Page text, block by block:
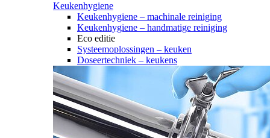
Keukenhygiene
Keukenhygiene – machinale reiniging
Keukenhygiene – handmatige reiniging
Eco editie
Systeemoplossingen – keuken
Doseertechniek – keukens